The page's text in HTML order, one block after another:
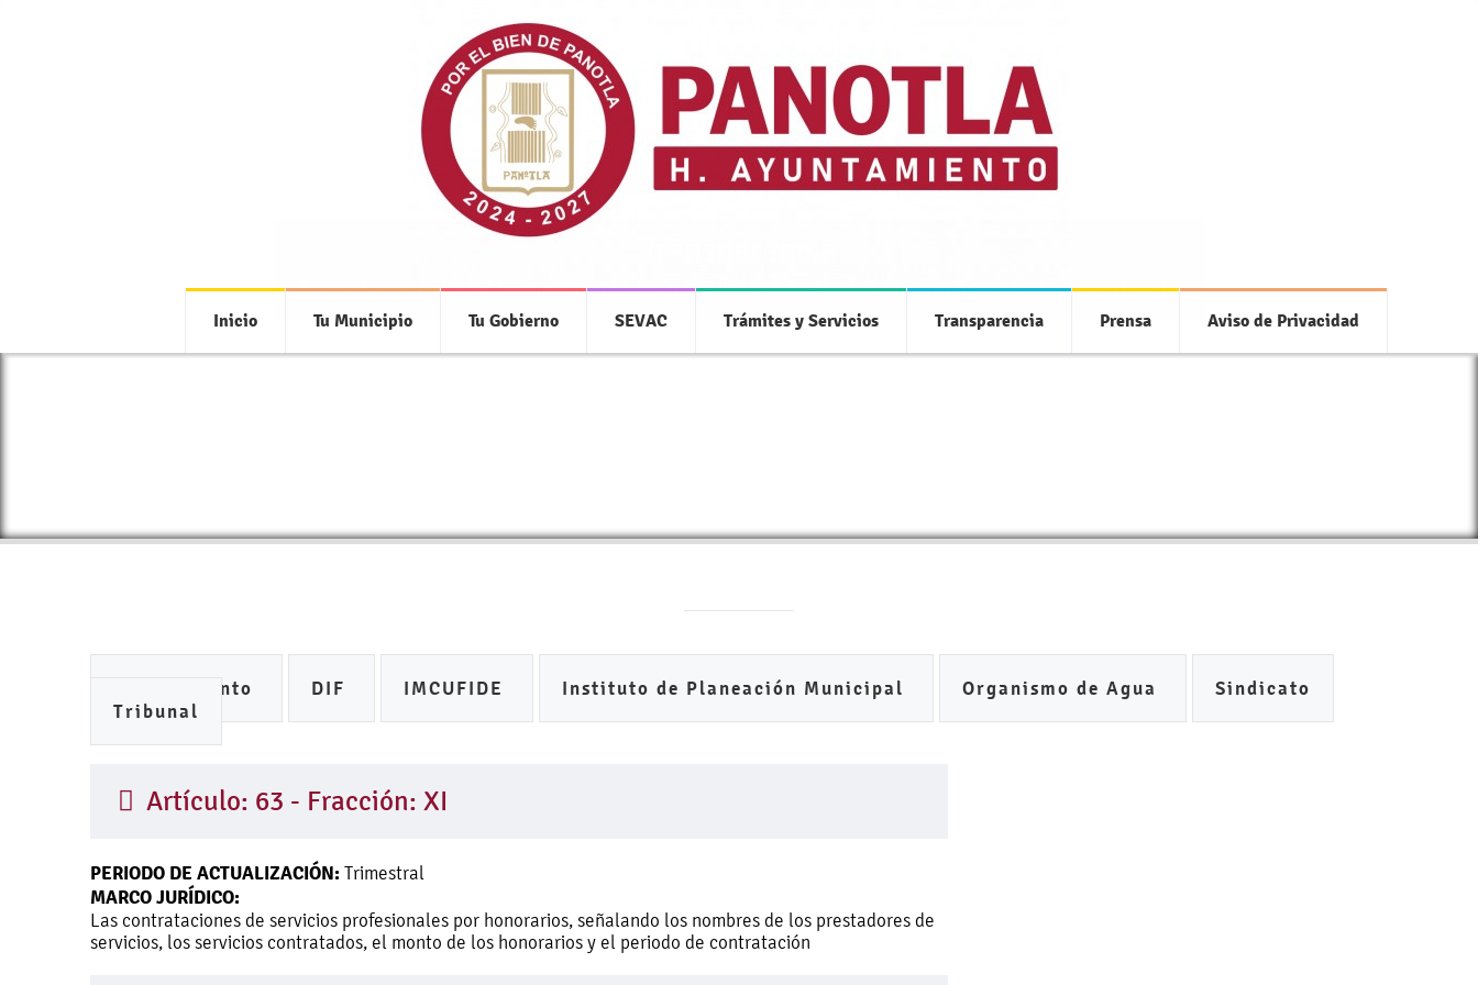
Inicio Tu Municipio Tu Gobierno SEVAC Trámites y Servicios Transparencia Prensa Aviso de Privacidad
Accede a toda la información pública de oficio relacionada con tu municipio
Ayuntamiento DIF IMCUFIDE Instituto de Planeación Municipal Organismo de Agua
Sindicato
Tribunal
Artículo: 63 - Fracción: XI
PERIODO DE ACTUALIZACIÓN: Trimestral
MARCO JURÍDICO:
Las contrataciones de servicios profesionales por honorarios, señalando los nombres de los prestadores de
servicios, los servicios contratados, el monto de los honorarios y el periodo de contratación